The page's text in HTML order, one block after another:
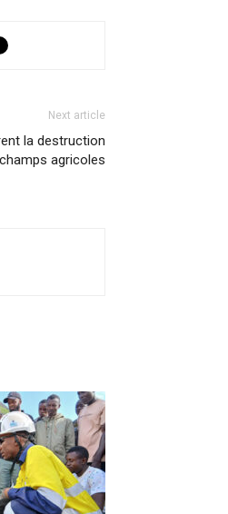
Next article
la destruction
agricoles